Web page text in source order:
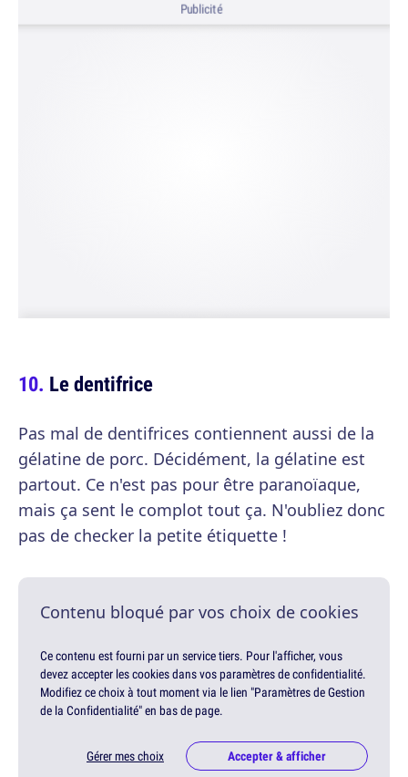
Publicité
Le dentifrice
Pas mal de dentifrices contiennent aussi de la
gélatine de porc. Décidément, la gélatine est
partout. Ce n'est pas pour être paranoïaque,
mais ça sent le complot tout ça. N'oubliez donc
pas de checker la petite étiquette !
Contenu bloqué par vos choix de cookies
Ce contenu est fourni par un service tiers. Pour l'afficher, vous
devez accepter les cookies dans vos paramètres de confidentialité.
Modifiez ce choix à tout moment via le lien "Paramètres de Gestion
de la Confidentialité" en bas de page.
Gérer mes choix Accepter & afficher